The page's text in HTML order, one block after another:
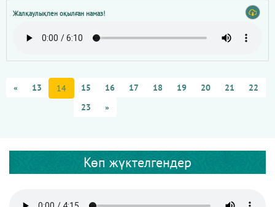
Жалқаулықпен оқылған намаз!
« 13 14 15 16 17 18 19 20 21
22
23
»
Көп жүктелгендер